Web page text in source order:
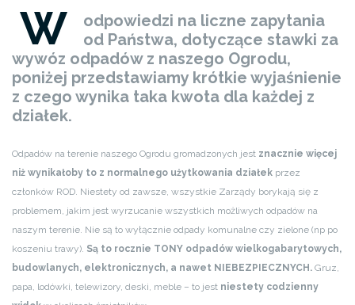
W
odpowiedzi na liczne zapytania
od Państwa, dotyczące stawki za
wywóz odpadów z naszego Ogrodu,
poniżej przedstawiamy krótkie wyjaśnienie
z czego wynika taka kwota dla każdej z
działek.
Odpadów na terenie naszego Ogrodu gromadzonych jest znacznie więcej
niż wynikałoby to z normalnego użytkowania działek przez
członków ROD. Niestety od zawsze, wszystkie Zarządy borykają się z
problemem, jakim jest wyrzucanie wszystkich możliwych odpadów na
naszym terenie. Nie są to wyłącznie odpady komunalne czy zielone (np po
koszeniu trawy). Są to rocznie TONY odpadów wielkogabarytowych,
budowlanych, elektronicznych, a nawet NIEBEZPIECZNYCH. Gruz,
papa, lodówki, telewizory, deski, meble – to jest niestety codzienny